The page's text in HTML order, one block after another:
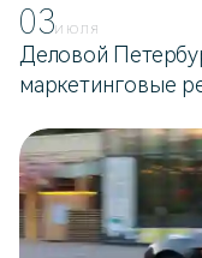
03ИЮЛЯ
Деловой
маркетинговые